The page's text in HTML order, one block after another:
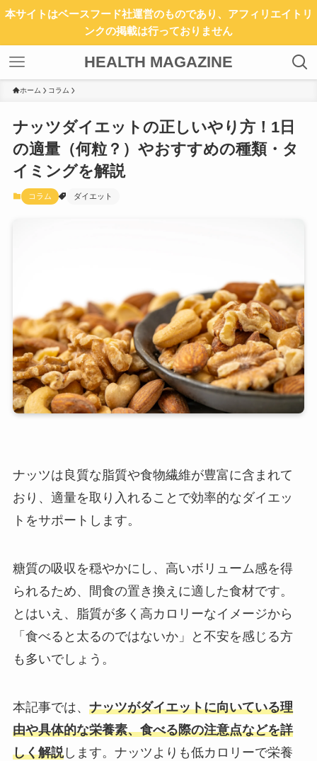
本サイトはベースフード社運営のものであり、アフィリエイトリ
ンクの掲載は行っておりません
HEALTH MAGAZINE
ホーム コラム
ナッツダイエットの正しいやり方！1日
の適量（何粒？）やおすすめの種類・タ
イミングを解説
コラム ダイエット
ナッツは良質な脂質や食物繊維が豊富に含まれて
おり、適量を取り入れることで効率的なダイエッ
トをサポートします。
糖質の吸収を穏やかにし、高いボリューム感を得
られるため、間食の置き換えに適した食材です。
とはいえ、脂質が多く高カロリーなイメージから
「食べると太るのではないか」と不安を感じる方
も多いでしょう。
本記事では、 ナッツがダイエットに向いている理
由や具体的な栄養素、食べる際の注意点などを詳
しく解説します。ナッツよりも低カロリーで栄養